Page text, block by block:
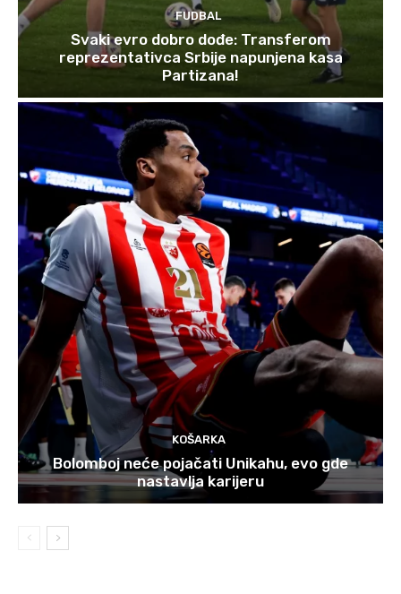
FUDBAL
Svaki evro dobro dođe: Transferom
reprezentativca Srbije napunjena kasa
Partizana!
KOŠARKA
Bolomboj neće pojačati Unikahu, evo gde
nastavlja karijeru